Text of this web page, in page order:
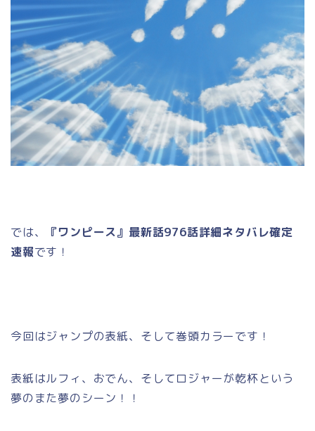
では、
『ワンピース』最新話976話詳細ネタバレ確定
速報です！
今回はジャンプの表紙、そして巻頭カラーです！
表紙はルフィ、おでん、そしてロジャーが乾杯という
夢のまた夢のシーン！！